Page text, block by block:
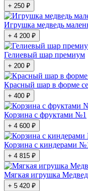
+ 250 ₽
Игрушка медведь
+ 4 200 ₽
Гелиевый шар премиум
+ 200 ₽
Красный шар в форме
+ 400 ₽
Корзина с фруктами №1
+ 4 600 ₽
Корзина с киндерами
+ 4 815 ₽
Мягкая игрушка
+ 5 420 ₽